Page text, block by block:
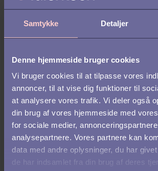
Samtykke Detaljer
Denne hjemmeside bruger cookies
Vi bruger cookies til at tilpasse vores
annoncer, til at vise dig funktioner til
at analysere vores trafik. Vi deler også
din brug af vores hjemmeside med
for sociale medier,
analysepartnere. Vores partnere kan
data med andre oplysninger, du har
de har indsamlet fra din brug af deres
Vidste du, at det tog mere end en uge,
vente mere end et år.
Tænk lige over det. Flere end 1 ud af 10
ikke sin egen plads at arbejde ved op
efter ansættelsen!
Selvfølgelig kan de ikke være særligt
et skrivebord. Og en arbejdscomputer.
plante. Du forstår, hvad vi mener—det